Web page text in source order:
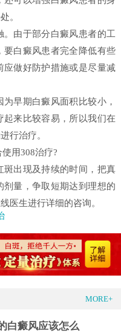
。
由于部分白癜风患者的工
白癜风患者完全降低有些
做好防护措施或是尽量减
早期白癜风面积比较小，
来比较容易，所以我们在
行治疗。
用308治疗?
出现及持续的时间，把真
量，争取短期达到理想的
医生进行详细的咨询。
MORE+
白癜风应该怎么